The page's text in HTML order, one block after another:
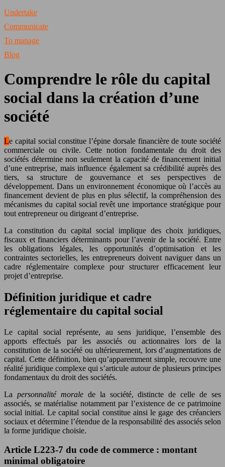
Undertake
Communicate
To manage
Blog
Comprendre le rôle du capital
social dans la création d’une
société
Le capital social constitue l’épine dorsale financière de toute société
commerciale ou civile. Cette notion fondamentale du droit des
sociétés détermine non seulement la capacité de financement initial
d’une entreprise, mais influence également sa crédibilité auprès des
tiers, sa structure de gouvernance et ses perspectives de
développement. Dans un environnement économique où l’accès au
financement devient de plus en plus sélectif, la compréhension des
mécanismes du capital social revêt une importance stratégique pour
tout entrepreneur ou dirigeant d’entreprise.
La constitution du capital social implique des choix juridiques,
fiscaux et financiers déterminants pour l’avenir de la société. Entre
les obligations légales, les opportunités d’optimisation et les
contraintes sectorielles, les entrepreneurs doivent naviguer dans un
cadre réglementaire complexe pour structurer efficacement leur
projet d’entreprise.
Définition juridique et cadre
réglementaire du capital social
Le capital social représente, au sens juridique, l’ensemble des
apports effectués par les associés ou actionnaires lors de la
constitution de la société ou ultérieurement, lors d’augmentations de
capital. Cette définition, bien qu’apparemment simple, recouvre une
réalité juridique complexe qui s’articule autour de plusieurs principes
fondamentaux du droit des sociétés.
La personnalité morale de la société, distincte de celle de ses
associés, se matérialise notamment par l’existence de ce patrimoine
social initial. Le capital social constitue ainsi le gage des créanciers
sociaux et détermine l’étendue de la responsabilité des associés selon
la forme juridique choisie.
Article L223-7 du code de commerce : montant
minimal obligatoire